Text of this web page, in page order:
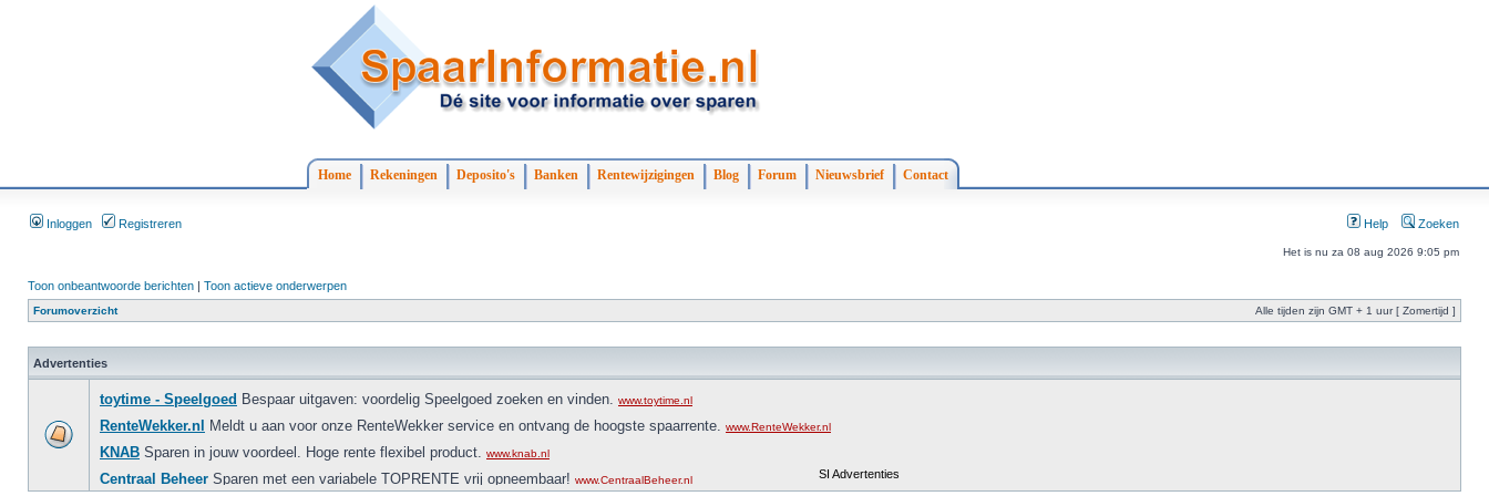
Home Rekeningen Deposito's Banken Rentewijzigingen Blog Forum Nieuwsbrief Contact
Inloggen Registreren Help Zoeken
Het is nu za 08 aug 2026 9:05 pm
Toon onbeantwoorde berichten | Toon actieve onderwerpen
Forumoverzicht Alle tijden zijn GMT + 1 uur [ Zomertijd ]
Advertenties